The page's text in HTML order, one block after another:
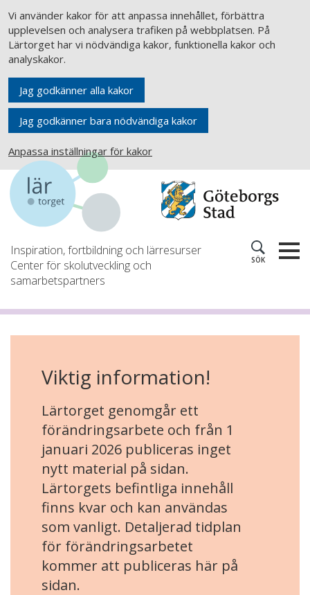
Vi använder kakor för att anpassa innehållet, förbättra
upplevelsen och analysera trafiken på webbplatsen. På
Lärtorget har vi nödvändiga kakor, funktionella kakor och
analyskakor.
Jag godkänner alla kakor
Jag godkänner bara nödvändiga kakor
Anpassa inställningar för kakor
Inspiration, fortbildning och lärresurser
Center för skolutveckling och
samarbetspartners
SÖK
Viktig information!
Lärtorget genomgår ett
förändringsarbete och från 1
januari 2026 publiceras inget
nytt material på sidan.
Lärtorgets befintliga innehåll
finns kvar och kan användas
som vanligt. Detaljerad tidplan
för förändringsarbetet
kommer att publiceras här på
sidan.